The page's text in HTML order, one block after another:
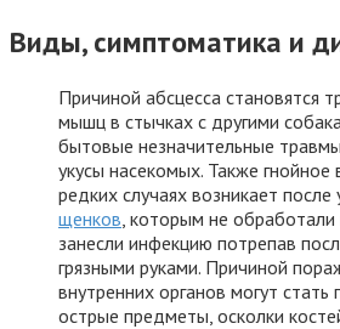
Виды, симптоматика и
Причиной абсцесса становятся
мышц в стычках с другими
бытовые незначительные
укусы насекомых. Также гнойное
редких случаях возникает после
щенков , которым не
занесли инфекцию потрепав
грязными руками. Причиной
внутренних органов могут стать
острые предметы, осколки